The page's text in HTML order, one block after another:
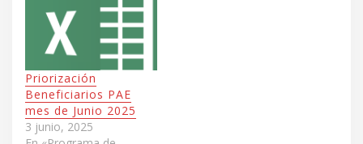
Priorización
Beneficiarios PAE
mes de Junio 2025
3 junio, 2025